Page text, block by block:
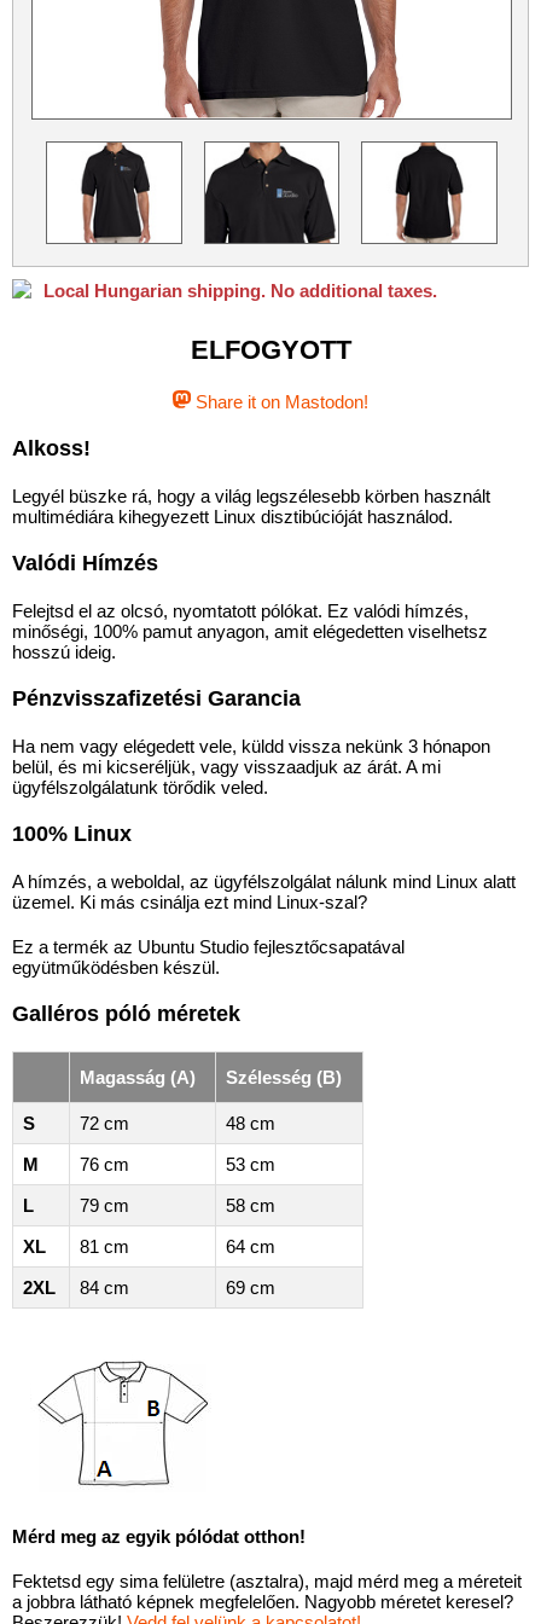
Qubes OS
Slackware Ubuntu
Ubuntu MATE Ubuntu Studio VLC
Xubuntu
Local Hungarian shipping. No additional taxes.
ELFOGYOTT
Share it on Mastodon!
Alkoss!
Legyél büszke rá, hogy a világ legszélesebb körben használt
multimédiára kihegyezett Linux disztibúcióját használod.
Valódi Hímzés
Felejtsd el az olcsó, nyomtatott pólókat. Ez valódi hímzés,
minőségi, 100% pamut anyagon, amit elégedetten viselhetsz
hosszú ideig.
Pénzvisszafizetési Garancia
Ha nem vagy elégedett vele, küldd vissza nekünk 3 hónapon
belül, és mi kicseréljük, vagy visszaadjuk az árát. A mi
ügyfélszolgálatunk törődik veled.
100% Linux
A hímzés, a weboldal, az ügyfélszolgálat nálunk mind Linux alatt
üzemel. Ki más csinálja ezt mind Linux-szal?
Ez a termék az Ubuntu Studio fejlesztőcsapatával
együtműködésben készül.
Galléros póló méretek
Magasság (A) Szélesség (B)
S 72 cm
48 cm
M
76 cm
53 cm
L
79 cm
58 cm
XL
81 cm
64 cm
2XL
84 cm 69 cm
Mérd meg az egyik pólódat otthon!
Fektetsd egy sima felületre (asztalra), majd mérd meg a méreteit
a jobbra látható képnek megfelelően. Nagyobb méretet keresel?